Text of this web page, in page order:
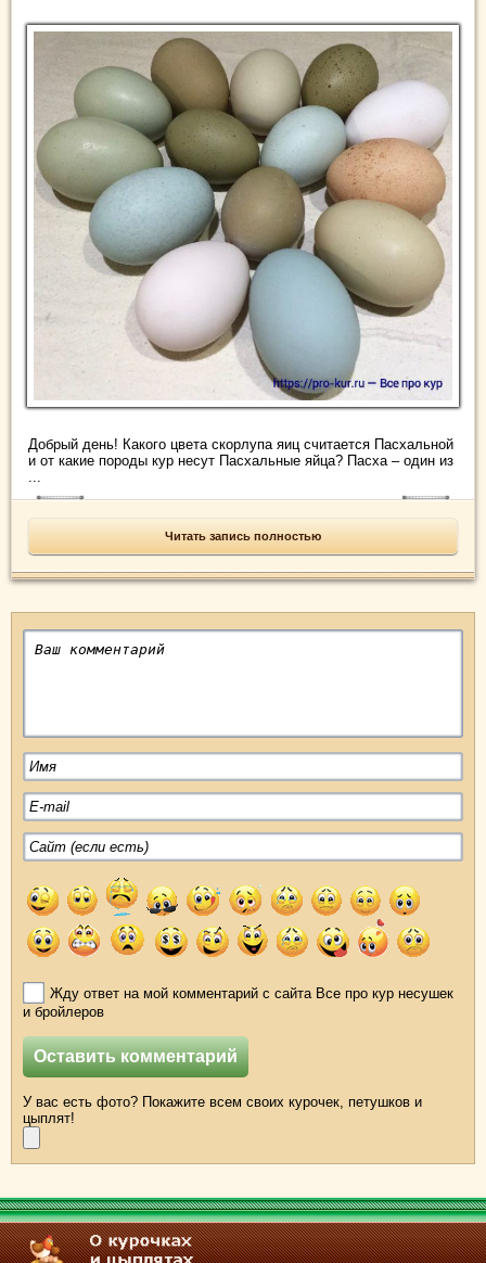
Добрый день! Какого цвета скорлупа яиц считается Пасхальной
и от какие породы кур несут Пасхальные яйца? Пасха – один из
Читать запись полностью
Жду ответ на мой комментарий с сайта Все про кур несушек
и бройлеров
У вас есть фото? Покажите всем своих курочек, петушков и
цыплят!